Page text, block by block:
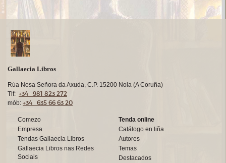
Gallaecia Libros
Rúa Nosa Señora da Axuda, C.P. 15200 Noia (A Coruña)
Tlf: +34 981 823 272
mób: +34 635 66 63 20
Comezo
Empresa
Tendas Gallaecia Libros
Gallaecia Libros nas Redes
Sociais
Tenda online
Catálogo en liña
Autores
Temas
Destacados